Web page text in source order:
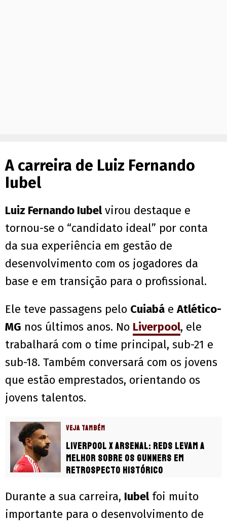
A carreira de Luiz Fernando
Iubel
Luiz Fernando Iubelvirou destaque e
tornou-se o “candidato ideal” por conta
da sua experiência em gestão de
desenvolvimento com os jogadores da
base e em transição para o profissional.
Ele teve passagens pelo Cuiabá eAtlético-
MG nos últimos anos. No Liverpool, ele
trabalhará com o time principal, sub-21 e
sub-18. Também conversará com os jovens
que estão emprestados, orientando os
jovens talentos.
VEJA TAMBÉM
Liverpool x Arsenal: Reds levam a
melhor sobre os Gunners em
retrospecto histórico
Durante a sua carreira, Iubelfoi muito
importante para o desenvolvimento de